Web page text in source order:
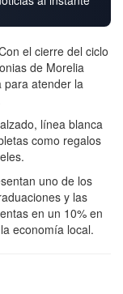
el cierre del ciclo
de Morelia
para atender la
línea blanca
como regalos
uno de los
y las
en un 10% en
economía local.